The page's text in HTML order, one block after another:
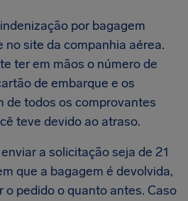
por bagagem
site da companhia aérea.
ter em mãos o número de
de embarque e os
de todos os comprovantes
teve devido ao atraso.
a solicitação seja de 21
que a bagagem é devolvida,
o pedido o quanto antes. Caso